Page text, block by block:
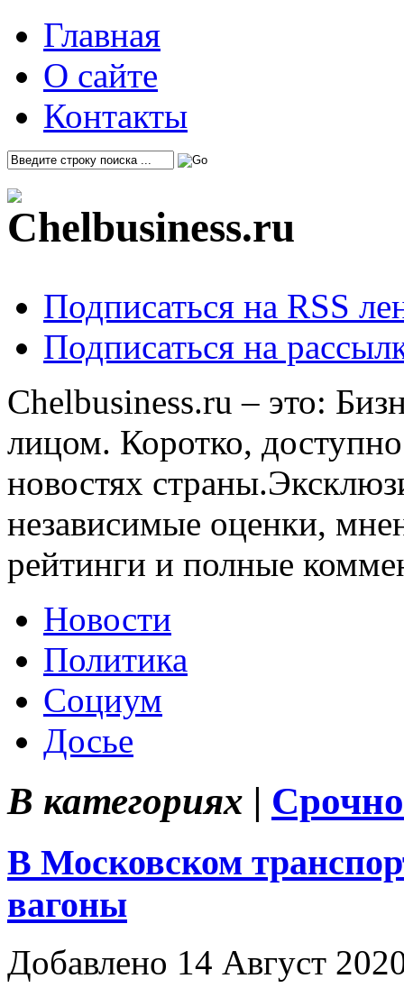
Главная
О сайте
Контакты
Подписаться на RSS
Подписаться на
Chelbusiness.ru – это:
лицом. Коротко,
новостях
независимые оценки,
рейтинги и полные
Новости
Политика
Социум
Досье
В категориях |
В Московском
вагоны
Добавлено 14 Август